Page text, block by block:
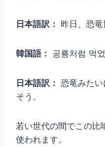
日本語訳： 昨日、恐竜
韓国語： 공룡처럼 먹
日本語訳： 恐竜みた
そう。
若い世代の間でこの比
使われます。